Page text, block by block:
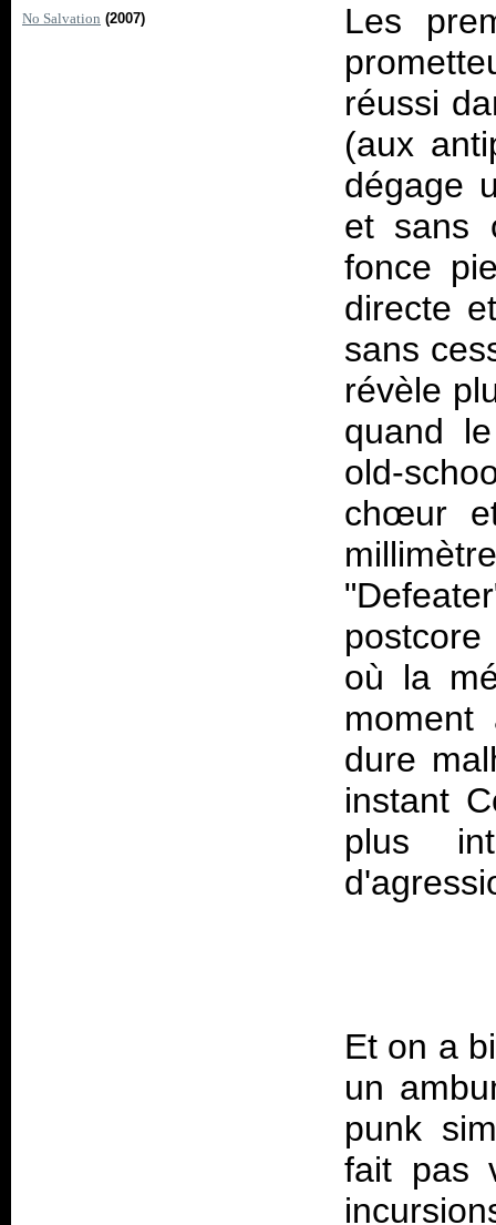
No Salvation (2007)
Les
réussi
(aux
dégage
et sans
fonce
directe
sans
révèle
quand
old-
chœur
où la
dure
instant
plus
Et on a
un
punk
fait pas